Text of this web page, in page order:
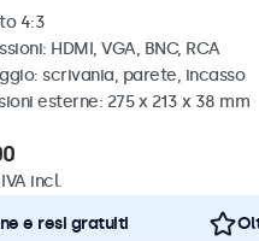
4:3
HDMI, VGA, BNC, RCA
scrivania, parete, incasso
esterne: 275 x 213 x 38 mm
incl.
e resi gratuiti